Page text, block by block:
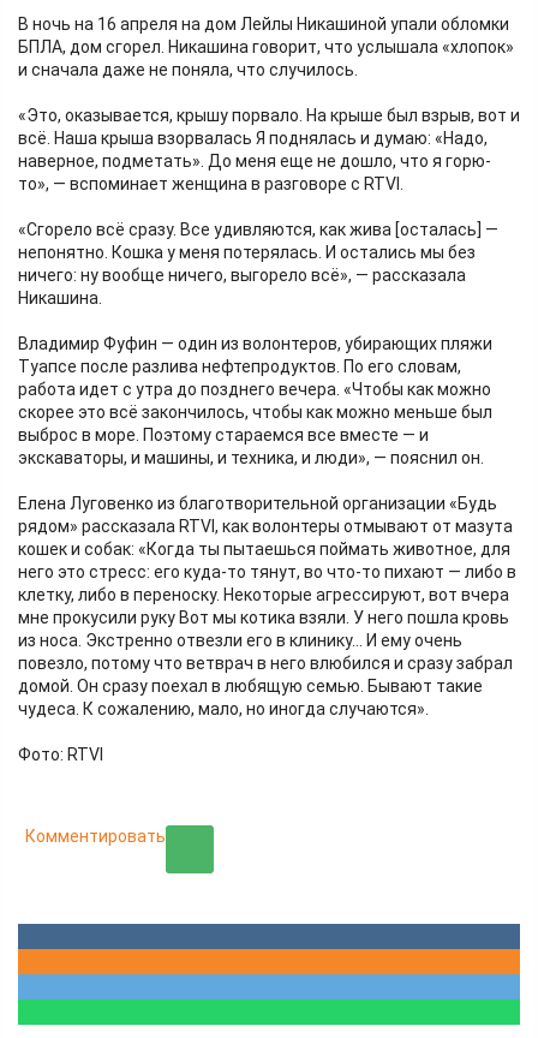
В ночь на 16 апреля на дом Лейлы Никашиной упали обломки
БПЛА, дом сгорел. Никашина говорит, что услышала «хлопок»
и сначала даже не поняла, что случилось.
«Это, оказывается, крышу порвало. На крыше был взрыв, вот и
всё. Наша крыша взорвалась Я поднялась и думаю: «Надо,
наверное, подметать». До меня еще не дошло, что я горю-
то», — вспоминает женщина в разговоре с RTVI.
«Сгорело всё сразу. Все удивляются, как жива [осталась] —
непонятно. Кошка у меня потерялась. И остались мы без
ничего: ну вообще ничего, выгорело всё», — рассказала
Никашина.
Владимир Фуфин — один из волонтеров, убирающих пляжи
Туапсе после разлива нефтепродуктов. По его словам,
работа идет с утра до позднего вечера. «Чтобы как можно
скорее это всё закончилось, чтобы как можно меньше был
выброс в море. Поэтому стараемся все вместе — и
экскаваторы, и машины, и техника, и люди», — пояснил он.
Елена Луговенко из благотворительной организации «Будь
рядом» рассказала RTVI, как волонтеры отмывают от мазута
кошек и собак: «Когда ты пытаешься поймать животное, для
него это стресс: его куда-то тянут, во что-то пихают — либо в
клетку, либо в переноску. Некоторые агрессируют, вот вчера
мне прокусили руку Вот мы котика взяли. У него пошла кровь
из носа. Экстренно отвезли его в клинику… И ему очень
повезло, потому что ветврач в него влюбился и сразу забрал
домой. Он сразу поехал в любящую семью. Бывают такие
чудеса. К сожалению, мало, но иногда случаются».
Фото: RTVI
Комментировать